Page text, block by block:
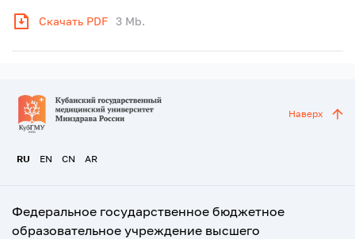
Скачать PDF 3 Mb.
RU EN CN AR
Наверх
Федеральное государственное бюджетное
образовательное учреждение высшего